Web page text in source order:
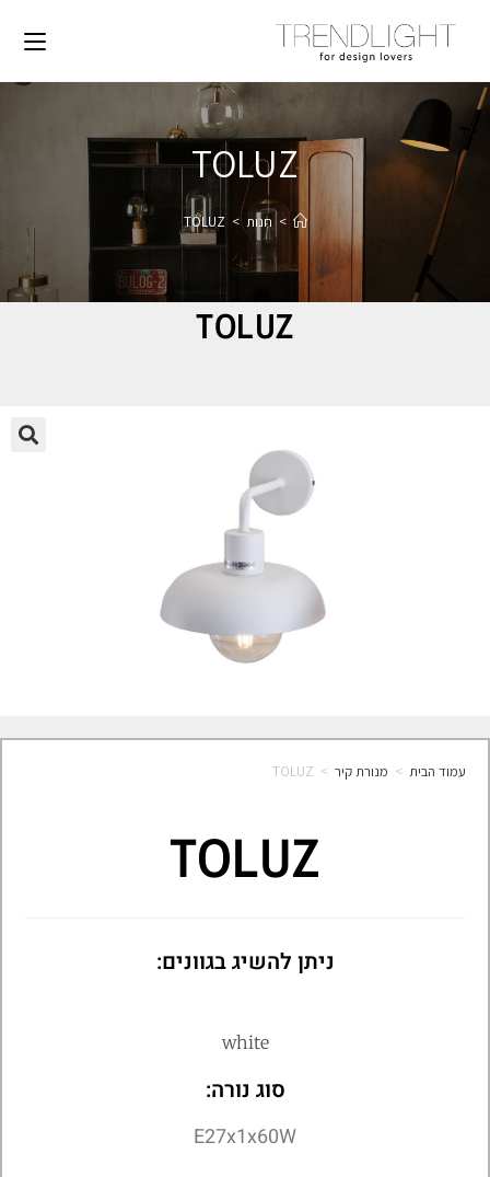
TOLUZ
> חנות >
TOLUZ
TOLUZ
עמוד הבית > מנורת קיר >
TOLUZ
TOLUZ
ניתן להשיג בגוונים:
white
סוג נורה:
E27x1x60W